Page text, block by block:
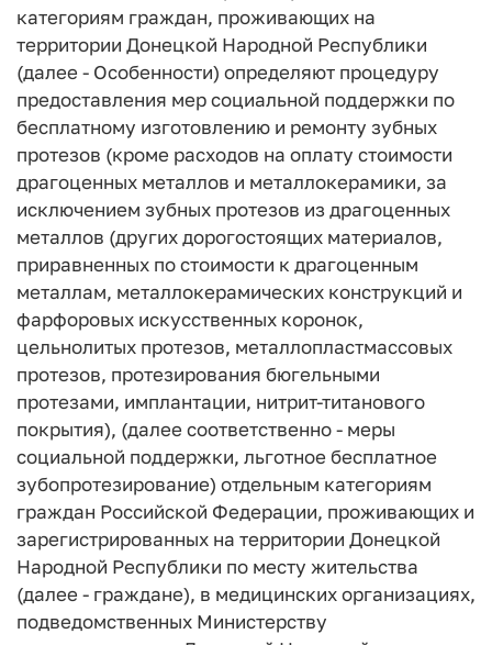
категориям граждан, проживающих на
территории Донецкой Народной Республики
(далее - Особенности) определяют процедуру
предоставления мер социальной поддержки по
бесплатному изготовлению и ремонту зубных
протезов (кроме расходов на оплату стоимости
драгоценных металлов и металлокерамики, за
исключением зубных протезов из драгоценных
металлов (других дорогостоящих материалов,
приравненных по стоимости к драгоценным
металлам, металлокерамических конструкций и
фарфоровых искусственных коронок,
цельнолитых протезов, металлопластмассовых
протезов, протезирования бюгельными
протезами, имплантации, нитрит-титанового
покрытия), (далее соответственно - меры
социальной поддержки, льготное бесплатное
зубопротезирование) отдельным категориям
граждан Российской Федерации, проживающих и
зарегистрированных на территории Донецкой
Народной Республики по месту жительства
(далее - граждане), в медицинских организациях,
подведомственных Министерству